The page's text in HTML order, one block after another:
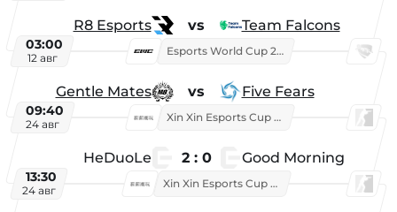
R8 Esports vs Team Falcons
03:00
12 авг
Esports World Cup 2026
Gentle Mates vs Five Fears
09:40
24 авг
Xin Xin Esports Cup 2025
HeDuoLe 2 : 0 Good Morning
13:30
24 авг
Xin Xin Esports Cup 2026